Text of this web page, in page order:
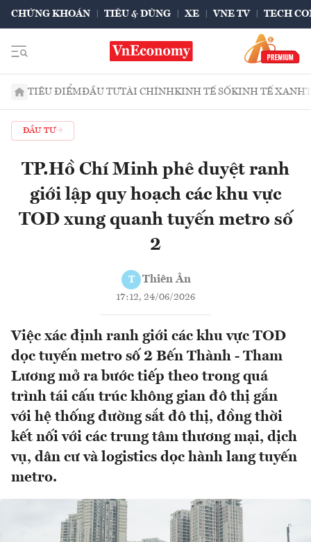
CHỨNG KHOÁN TIÊU & DÙNG XE VNE TV TECH
TIÊU ĐIỂMĐẦU TƯTÀI CHÍNHKINH TẾ SỐKINH TẾ XANH
ĐẦU TƯ
TP.Hồ Chí Minh phê duyệt ranh
giới lập quy hoạch các khu vực
TOD xung quanh tuyến metro số
2
T Thiên Ân
17:12, 24/06/2026
Việc xác định ranh giới các khu vực TOD
dọc tuyến metro số 2 Bến Thành - Tham
Lương mở ra bước tiếp theo trong quá
trình tái cấu trúc không gian đô thị gắn
với hệ thống đường sắt đô thị, đồng thời
kết nối với các trung tâm thương mại, dịch
vụ, dân cư và logistics dọc hành lang tuyến
metro.